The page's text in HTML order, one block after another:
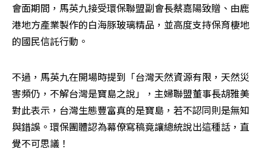
會面期間，馬英九接受環保聯盟副會長蔡嘉陽致贈、由鹿
港地方產業製作的白海豚玻璃精品，並高度支持保育棲地
的國民信託行動。
不過，馬英九在開場時提到「台灣天然資源有限，天然災
害頻仍，不解台灣是寶島之說」，主婦聯盟董事長胡雅美
對此表示，台灣生態豐富真的是寶島，若不認同則是無知
與錯誤。環保團體認為幕僚寫稿竟讓總統說出這種話，直
覺不可思議！